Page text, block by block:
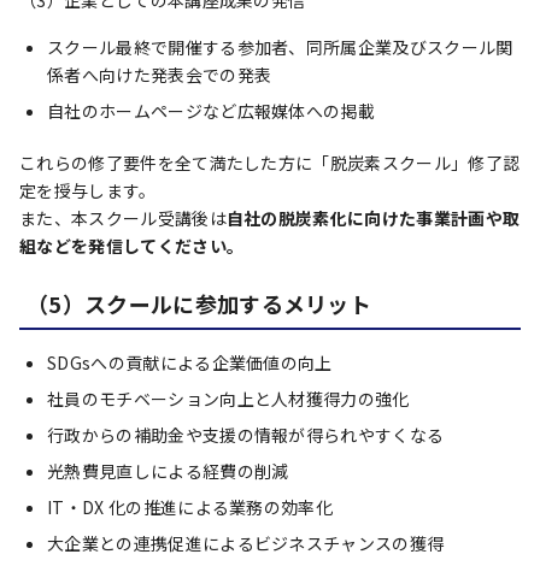
スクール最終で開催する参加者、同所属企業及びスクール関
係者へ向けた発表会での発表
自社のホームページなど広報媒体への掲載
これらの修了要件を全て満たした方に「脱炭素スクール」修了認
定を授与します。
また、本スクール受講後は自社の脱炭素化に向けた事業計画や取
組などを発信してください。
（5）スクールに参加するメリット
SDGsへの貢献による企業価値の向上
社員のモチベーション向上と人材獲得力の強化
行政からの補助金や支援の情報が得られやすくなる
光熱費見直しによる経費の削減
IT・DX 化の推進による業務の効率化
大企業との連携促進によるビジネスチャンスの獲得